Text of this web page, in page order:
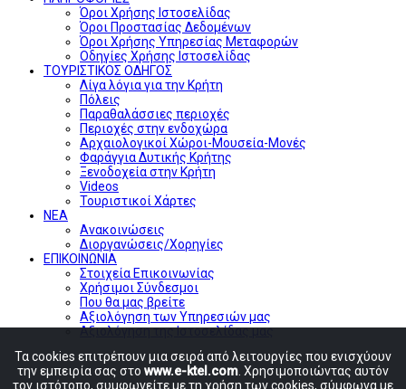
Όροι Χρήσης Ιστοσελίδας
Όροι Προστασίας Δεδομένων
Όροι Χρήσης Υπηρεσίας Μεταφορών
Οδηγίες Χρήσης Ιστοσελίδας
ΤΟΥΡΙΣΤΙΚΟΣ ΟΔΗΓΟΣ
Λίγα λόγια για την Κρήτη
Πόλεις
Παραθαλάσσιες περιοχές
Περιοχές στην ενδοχώρα
Αρχαιολογικοί Χώροι-Μουσεία-Μονές
Φαράγγια Δυτικής Κρήτης
Ξενοδοχεία στην Κρήτη
Videos
Τουριστικοί Χάρτες
ΝΕΑ
Ανακοινώσεις
Διοργανώσεις/Χορηγίες
ΕΠΙΚΟΙΝΩΝΙΑ
Στοιχεία Επικοινωνίας
Χρήσιμοι Σύνδεσμοι
Που θα μας βρείτε
Αξιολόγηση των Υπηρεσιών μας
Αξιολόγηση της Ιστοσελίδας μας
Τα cookies επιτρέπουν μια σειρά από λειτουργίες που ενισχύουν
την εμπειρία σας στο www.e-ktel.com . Χρησιμοποιώντας αυτόν
τον ιστότοπο, συμφωνείτε με τη χρήση των cookies, σύμφωνα με